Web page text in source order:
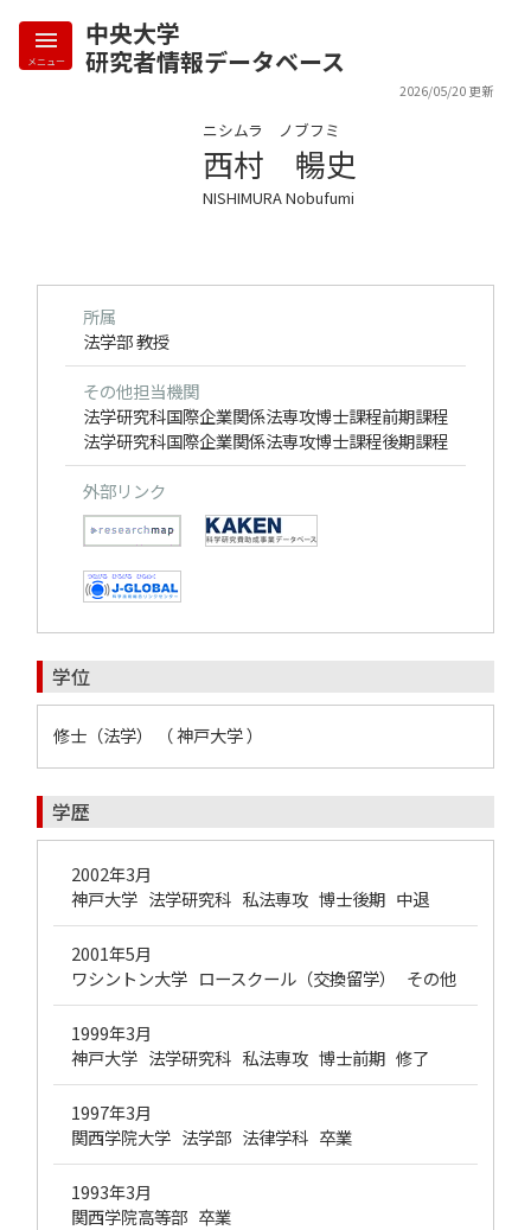
中央大学
研究者情報データベース
メニュー
2026/05/20 更新
ニシムラ ノブフミ
西村 暢史
NISHIMURA Nobufumi
所属
法学部 教授
その他担当機関
法学研究科国際企業関係法専攻博士課程前期課程
法学研究科国際企業関係法専攻博士課程後期課程
外部リンク
学位
修士（法学） （ 神戸大学 ）
学歴
2002年3月
神戸大学 法学研究科 私法専攻 博士後期 中退
2001年5月
ワシントン大学 ロースクール（交換留学） その他
1999年3月
神戸大学 法学研究科 私法専攻 博士前期 修了
1997年3月
関西学院大学 法学部 法律学科 卒業
1993年3月
関西学院高等部 卒業